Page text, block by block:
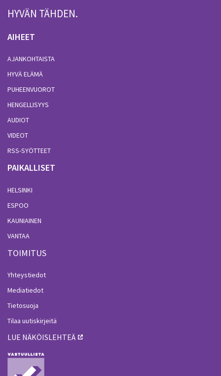
HYVÄN TÄHDEN.
AIHEET
AJANKOHTAISTA
HYVÄ ELÄMÄ
PUHEENVUOROT
HENGELLISYYS
AUDIOT
VIDEOT
RSS-SYÖTTEET
PAIKALLISET
HELSINKI
ESPOO
KAUNIAINEN
VANTAA
TOIMITUS
Yhteystiedot
Mediatiedot
Tietosuoja
Tilaa uutiskirjeitä
LUE NÄKÖISLEHTEÄ